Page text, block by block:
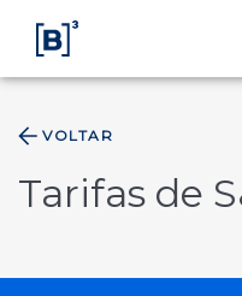
VOLTAR
Tarifas de